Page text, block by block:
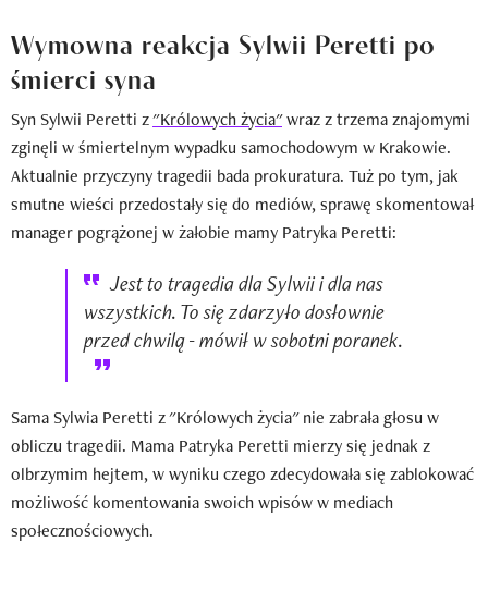
Wymowna reakcja Sylwii Peretti po
śmierci syna
Syn Sylwii Peretti z"Królowych życia"wraz z trzema znajomymi
zginęli w śmiertelnym wypadku samochodowym w Krakowie.
Aktualnie przyczyny tragedii bada prokuratura. Tuż po tym, jak
smutne wieści przedostały się do mediów, sprawę skomentował
manager pogrążonej w żałobie mamy Patryka Peretti:
Jest to tragedia dla Sylwii i dla nas
wszystkich. To się zdarzyło dosłownie
przed chwilą - mówił w sobotni poranek.
Sama Sylwia Peretti z "Królowych życia" nie zabrała głosu w
obliczu tragedii. Mama Patryka Peretti mierzy się jednak z
olbrzymim hejtem, w wyniku czego zdecydowała się zablokować
możliwość komentowania swoich wpisów w mediach
społecznościowych.